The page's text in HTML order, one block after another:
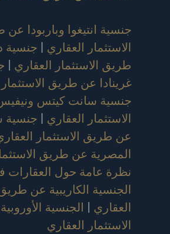
جنسية انتيغوا وباربودا
الاستثمار العقاري | جنسية
طريق الاستثمار العقاري |
غرينادا عن طريق
جنسية سانت كيتس
الاستثمار العقاري | جنسية
عن طريق الاستثمار
المصرية عن طريق
نظرة عامة حول العقارات
الجنسية الكاريبية عن طريق
العقاري | الجنسية
الاستثمار العقاري